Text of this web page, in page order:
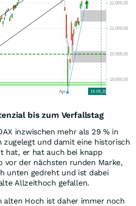
bis zum Verfallstag
inzwischen mehr als 29 % in
zugelegt und damit eine historisch
hat, er hat auch bei knapp
vor der nächsten runden Marke,
unten gedreht und ist dabei
Allzeithoch gefallen.
alten Hoch ist daher immer noch